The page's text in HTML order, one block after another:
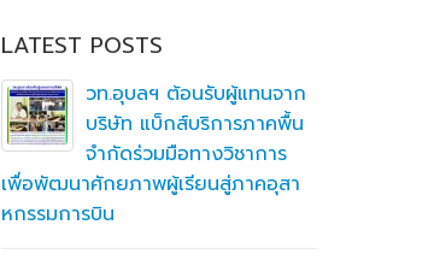
LATEST POSTS
วท.อุบลฯ ต้อนรับผู้แทนจาก
บริษัท แบ็กส์บริการภาคพื้น
จำกัดร่วมมือทางวิชาการ
เพื่อพัฒนาศักยภาพผู้เรียนสู่ภาคอุสา
หกรรมการบิน